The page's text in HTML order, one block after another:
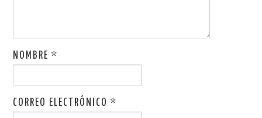
NOMBRE*
CORREO ELECTRÓNICO*